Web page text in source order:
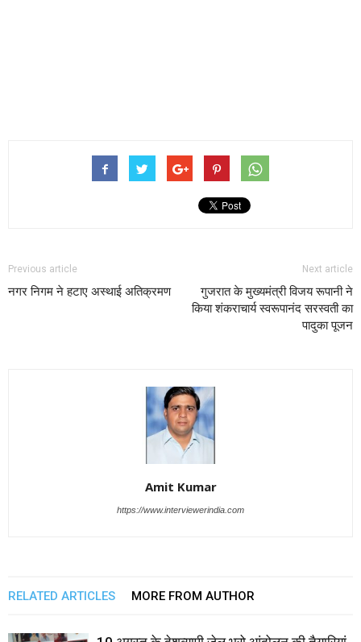
Previous article
नगर निगम ने हटाए अस्थाई अतिक्रमण
Next article
गुजरात के मुख्यमंत्री विजय रूपानी ने
किया शंकराचार्य स्वरूपानंद सरस्वती का
पादुका पूजन
Amit Kumar
https://www.interviewerindia.com
RELATED ARTICLES MORE FROM AUTHOR